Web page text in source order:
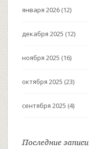
января 2026 (12)
декабря 2025 (12)
ноября 2025 (16)
октября 2025 (23)
сентября 2025 (4)
Последние записи